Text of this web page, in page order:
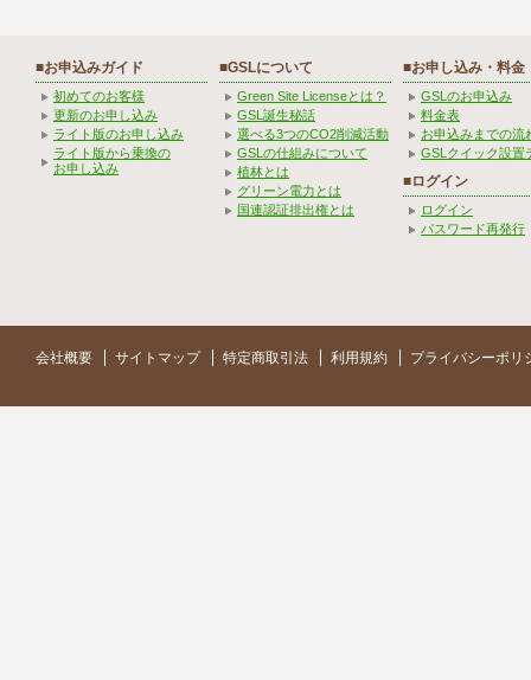
■お申込みガイド
初めてのお客様
更新のお申し込み
ライト版のお申し込み
ライト版から乗換の
お申し込み
■GSLについて
Green Site Licenseとは？
GSL誕生秘話
選べる3つのCO2削減活動
GSLの仕組みについて
植林とは
グリーン電力とは
国連認証排出権とは
■お申し込み・料金
GSLのお申込み
料金表
お申込みまでの流
GSLクイック設置
■ログイン
ログイン
パスワード再発行
会社概要 サイトマップ 特定商取引法 利用規約 プライバシーポリ